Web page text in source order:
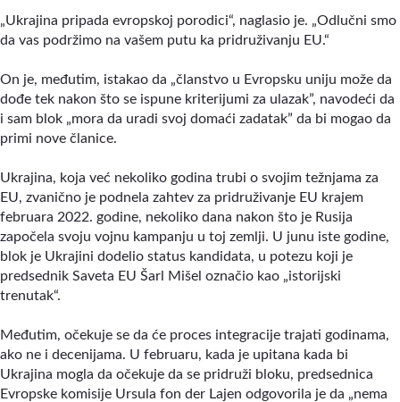
„Ukrajina pripada evropskoj porodici“, naglasio je. „Odlučni smo
da vas podržimo na vašem putu ka pridruživanju EU.“
On je, međutim, istakao da „članstvo u Evropsku uniju može da
dođe tek nakon što se ispune kriterijumi za ulazak”, navodeći da
i sam blok „mora da uradi svoj domaći zadatak” da bi mogao da
primi nove članice.
Ukrajina, koja već nekoliko godina trubi o svojim težnjama za
EU, zvanično je podnela zahtev za pridruživanje EU krajem
februara 2022. godine, nekoliko dana nakon što je Rusija
započela svoju vojnu kampanju u toj zemlji. U junu iste godine,
blok je Ukrajini dodelio status kandidata, u potezu koji je
predsednik Saveta EU Šarl Mišel označio kao „istorijski
trenutak“.
Međutim, očekuje se da će proces integracije trajati godinama,
ako ne i decenijama. U februaru, kada je upitana kada bi
Ukrajina mogla da očekuje da se pridruži bloku, predsednica
Evropske komisije Ursula fon der Lajen odgovorila je da „nema